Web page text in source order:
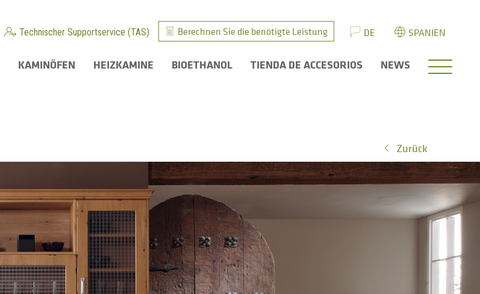
Technischer Supportservice (TAS) Berechnen Sie die benötigte Leistung DE SPANIEN
KAMINÖFEN HEIZKAMINE BIOETHANOL TIENDA DE ACCESORIOS NEWS
Zurück